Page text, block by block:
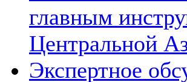
главным
Центральной
Экспертное